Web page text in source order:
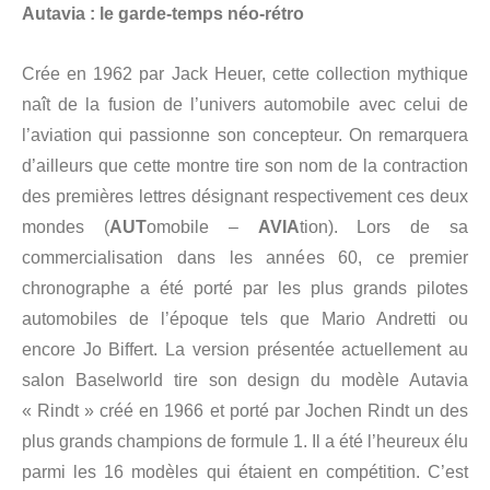
Autavia : le garde-temps néo-rétro
Crée en 1962 par Jack Heuer, cette collection mythique
naît de la fusion de l’univers automobile avec celui de
l’aviation qui passionne son concepteur. On remarquera
d’ailleurs que cette montre tire son nom de la contraction
des premières lettres désignant respectivement ces deux
mondes (AUTomobile – AVIAtion). Lors de sa
commercialisation dans les années 60, ce premier
chronographe a été porté par les plus grands pilotes
automobiles de l’époque tels que Mario Andretti ou
encore Jo Biffert. La version présentée actuellement au
salon Baselworld tire son design du modèle Autavia
« Rindt » créé en 1966 et porté par Jochen Rindt un des
plus grands champions de formule 1. Il a été l’heureux élu
parmi les 16 modèles qui étaient en compétition. C’est